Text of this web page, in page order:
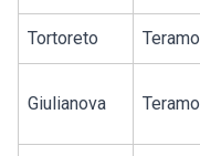
Tortoreto Teramo
Giulianova Teramo